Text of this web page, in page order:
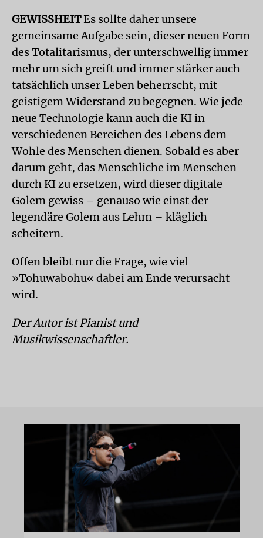
GEWISSHEITEs sollte daher unsere
gemeinsame Aufgabe sein, dieser neuen Form
des Totalitarismus, der unterschwellig immer
mehr um sich greift und immer stärker auch
tatsächlich unser Leben beherrscht, mit
geistigem Widerstand zu begegnen. Wie jede
neue Technologie kann auch die KI in
verschiedenen Bereichen des Lebens dem
Wohle des Menschen dienen. Sobald es aber
darum geht, das Menschliche im Menschen
durch KI zu ersetzen, wird dieser digitale
Golem gewiss – genauso wie einst der
legendäre Golem aus Lehm – kläglich
scheitern.
Offen bleibt nur die Frage, wie viel
»Tohuwabohu« dabei am Ende verursacht
wird.
Der Autor ist Pianist und
Musikwissenschaftler.